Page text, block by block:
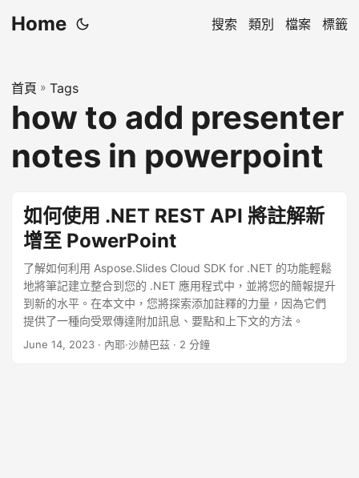
Home 搜索 類別 檔案 標籤
首頁 » Tags
how to add presenter
notes in powerpoint
如何使用 .NET REST API 將註解新
增至 PowerPoint
了解如何利用 Aspose.Slides Cloud SDK for .NET 的功能輕鬆
地將筆記建立整合到您的 .NET 應用程式中，並將您的簡報提升
到新的水平。在本文中，您將探索添加註釋的力量，因為它們
提供了一種向受眾傳達附加訊息、要點和上下文的方法。
June 14, 2023 · 內耶·沙赫巴茲 · 2 分鐘